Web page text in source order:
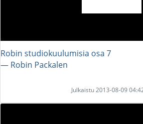
Robin studiokuulumisia osa 7
― Robin Packalen
Julkaistu 2013-08-09